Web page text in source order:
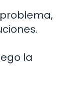
la